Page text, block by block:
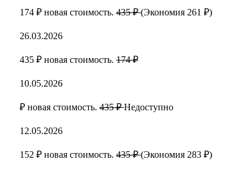
174 ₽ новая стоимость. 435 ₽(Экономия 261 ₽)
26.03.2026
435 ₽ новая стоимость. 174 ₽
10.05.2026
₽ новая стоимость. 435 ₽Недоступно
12.05.2026
152 ₽ новая стоимость. 435 ₽(Экономия 283 ₽)